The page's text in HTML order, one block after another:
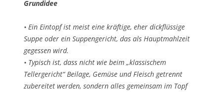
Grundidee
• Ein Eintopf ist meist eine kräftige, eher dickflüssige
Suppe oder ein Suppengericht, das als Hauptmahlzeit
gegessen wird.
• Typisch ist, dass nicht wie beim „klassischem
Tellergericht“ Beilage, Gemüse und Fleisch getrennt
zubereitet werden, sondern alles gemeinsam im Topf